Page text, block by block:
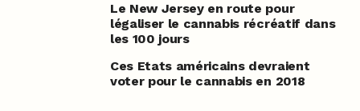
Le New Jersey en route pour
légaliser le cannabis récréatif dans
les 100 jours
Ces Etats américains devraient
voter pour le cannabis en 2018